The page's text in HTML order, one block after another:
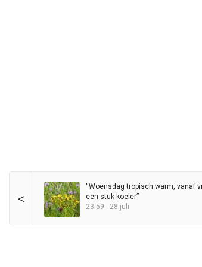
<
“Woensdag tropisch warm, vanaf
een stuk koeler”
23:59 - 28 juli